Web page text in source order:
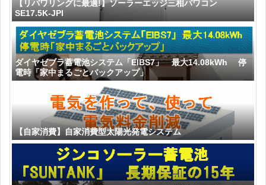
【リパワリングに最適!】ソーラーエッジ三相パワコン
SE17.5K-JPI
ダイヤゼブラ蓄電池システム「EIBS7」 最大14.08kWh 停
電時「家中まるごとバックアップ」
【自家消費】自家消費型太陽光発電システム